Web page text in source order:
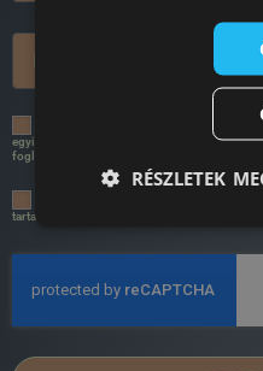
egyidejűleg kijelentem, hogy az
foglaltakat megértettem.
tartalmakat olvasni a DTR Bunnytől!
RÉSZLETEK